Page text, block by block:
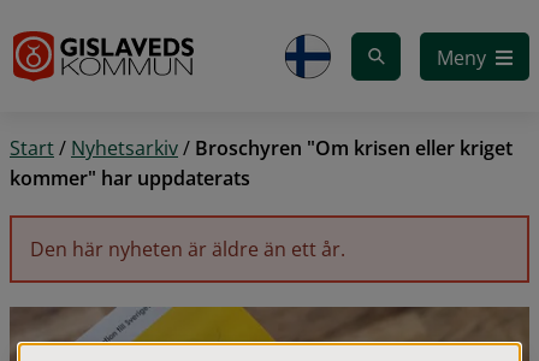
Meny
Start/ Nyhetsarkiv/ Broschyren "Om krisen eller kriget
kommer" har uppdaterats
Den här nyheten är äldre än ett år.